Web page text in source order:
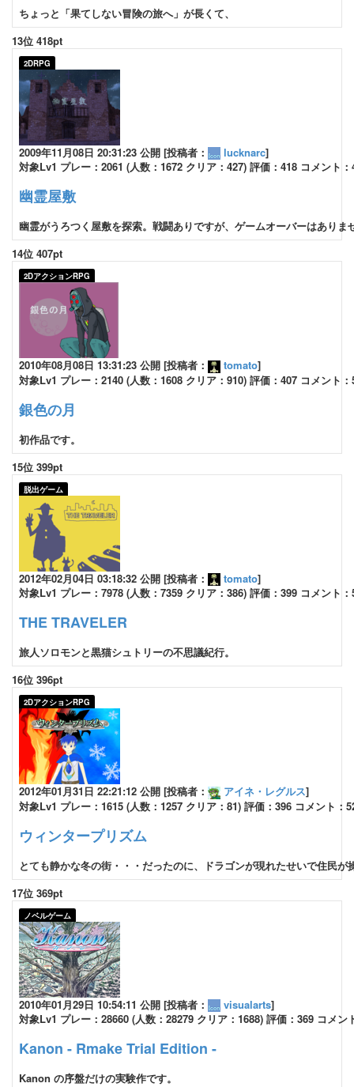
ちょっと「果てしない冒険の旅へ」が長くて、
13位 418pt
2DRPG
2009年11月08日 20:31:23 公開 [投稿者： lucknarc]
対象Lv1 プレー：2061 (人数：1672 クリア：427) 評価：418 コメント：
幽霊屋敷
幽霊がうろつく屋敷を探索。戦闘ありですが、ゲームオーバーはありま
14位 407pt
2DアクションRPG
2010年08月08日 13:31:23 公開 [投稿者： tomato]
対象Lv1 プレー：2140 (人数：1608 クリア：910) 評価：407 コメント：
銀色の月
初作品です。
15位 399pt
脱出ゲーム
2012年02月04日 03:18:32 公開 [投稿者： tomato]
対象Lv1 プレー：7978 (人数：7359 クリア：386) 評価：399 コメント：
THE TRAVELER
旅人ソロモンと黒猫シュトリーの不思議紀行。
16位 396pt
2DアクションRPG
2012年01月31日 22:21:12 公開 [投稿者： アイネ・レグルス]
対象Lv1 プレー：1615 (人数：1257 クリア：81) 評価：396 コメント：
ウィンタープリズム
とても静かな冬の街・・・だったのに、ドラゴンが現れたせいで住民が
17位 369pt
ノベルゲーム
2010年01月29日 10:54:11 公開 [投稿者： visualarts]
対象Lv1 プレー：28660 (人数：28279 クリア：1688) 評価：369 コメン
Kanon - Rmake Trial Edition -
Kanon の序盤だけの実験作です。